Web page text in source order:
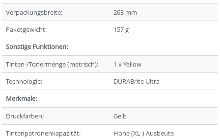
Verpackungsbreite:
263 mm
Paketgewicht:
157 g
Sonstige Funktionen:
Tinten-/Tonermenge (metrisch):
1 x Yellow
Technologie:
DURABrite Ultra
Merkmale:
Druckfarben:
Gelb
Tintenpatronenkapazität:
Hohe (XL-) Ausbeute